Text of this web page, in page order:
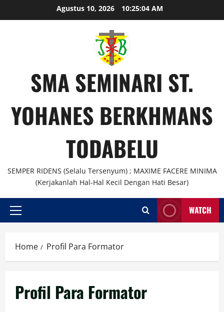
to
Agustus 10, 2026 10:25:04 AM
SMA SEMINARI ST.
YOHANES BERKHMANS
TODABELU
SEMPER RIDENS (Selalu Tersenyum) ; MAXIME FACERE MINIMA
(Kerjakanlah Hal-Hal Kecil Dengan Hati Besar)
Primary
WATCH
Home Profil Para Formator
Profil Para Formator